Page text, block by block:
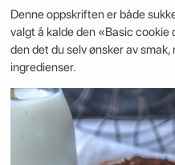
Denne oppskriften er både
valgt å kalde den «Basic
den det du selv ønsker av
ingredienser.